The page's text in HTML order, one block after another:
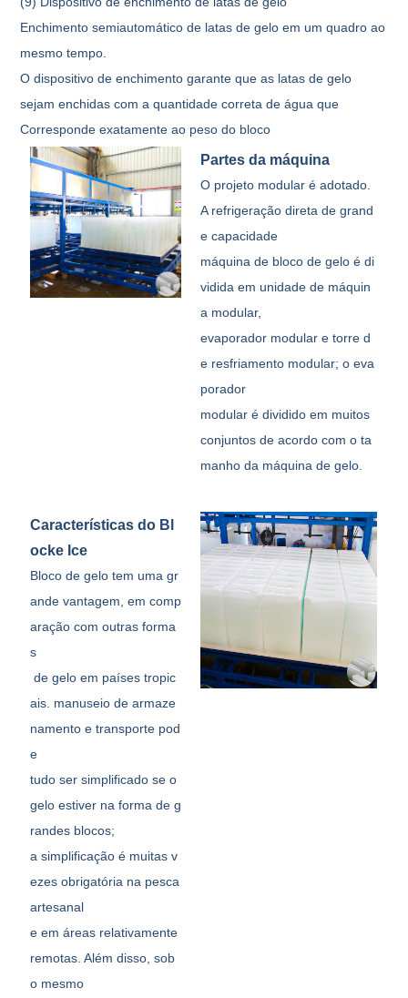
Enchimento semiautomático de latas de gelo em um quadro ao
mesmo tempo.
O dispositivo de enchimento garante que as latas de gelo
sejam enchidas com a quantidade correta de água que
Corresponde exatamente ao peso do bloco
Partes da máquina
O projeto modular é adotado.
A refrigeração direta de grand
e capacidade
máquina de bloco de gelo é di
vidida em unidade de máquin
a modular,
evaporador modular e torre d
e resfriamento modular; o eva
porador
modular é dividido em muitos
conjuntos de acordo com o ta
manho da máquina de gelo.
Características do Bl
ocke Ice
Bloco de gelo tem uma gr
ande vantagem, em comp
aração com outras forma
s
de gelo em países tropic
ais. manuseio de armaze
namento e transporte pod
e
tudo ser simplificado se o
gelo estiver na forma de g
randes blocos;
a simplificação é muitas v
ezes obrigatória na pesca
artesanal
e em áreas relativamente
remotas. Além disso, sob
o mesmo